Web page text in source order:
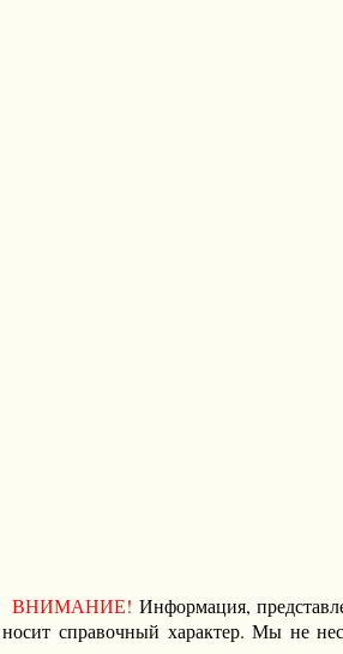
ВНИМАНИЕ! Информация,
носит справочный характер. Мы не